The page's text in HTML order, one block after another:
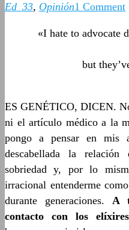
Ed_33, Opinión1 Comment
«I hate to advocate
but
ES GENÉTICO, DICEN.
ni el artículo médico a la
pongo a pensar en mis
descabellada la
sobriedad y, por lo
irracional entenderme
durante generaciones. A
contacto con los